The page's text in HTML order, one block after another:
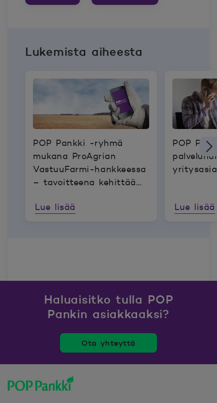
Lukemista aiheesta
POP Pankki -ryhmä
mukana ProAgrian
VastuuFarmi-hankkeessa
– tavoitteena kehittää
vastuullisuusraportointia
Lue lisää
POP
Lue lisää
Haluaisitko tulla POP
Pankin asiakkaaksi?
Ota yhteyttä